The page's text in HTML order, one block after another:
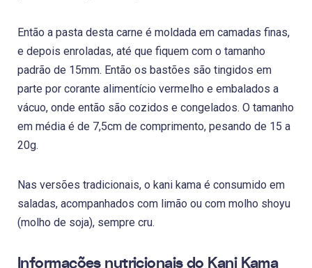
Então a pasta desta carne é moldada em camadas finas,
e depois enroladas, até que fiquem com o tamanho
padrão de 15mm. Então os bastões são tingidos em
parte por corante alimentício vermelho e embalados a
vácuo, onde então são cozidos e congelados. O tamanho
em média é de 7,5cm de comprimento, pesando de 15 a
20g.
Nas versões tradicionais, o kani kama é consumido em
saladas, acompanhados com limão ou com molho shoyu
(molho de soja), sempre cru.
Informações nutricionais do Kani Kama